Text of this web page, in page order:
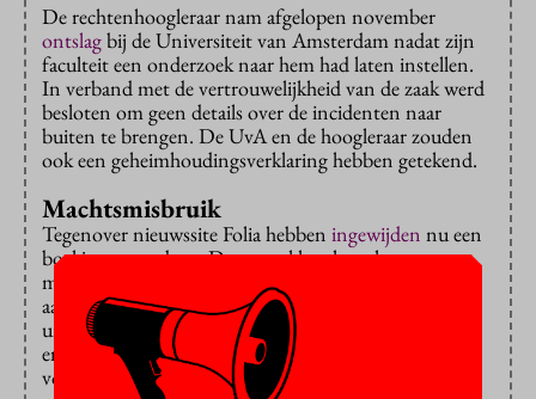
De rechtenhoogleraar nam afgelopen november
ontslagbij de Universiteit van Amsterdam nadat zijn
faculteit een onderzoek naar hem had laten instellen.
In verband met de vertrouwelijkheid van de zaak werd
besloten om geen details over de incidenten naar
buiten te brengen. De UvA en de hoogleraar zouden
ook een geheimhoudingsverklaring hebben getekend.
Machtsmisbruik
Tegenover nieuwssite Folia hebben ingewijden nu een
boekje opengedaan. De vertrokken hoogleraar zou
meerdere ‘hiërarchisch ongelijkwaardige relaties’ zijn
aangegaan met vrouwelijke studenten en
universiteitsmedewerkers. Hij zou veel hebben geflirt
en ‘foute’ opmerkingen hebben gemaakt. ‘Een acht
voor een nacht’, was de grap die studenten over hem